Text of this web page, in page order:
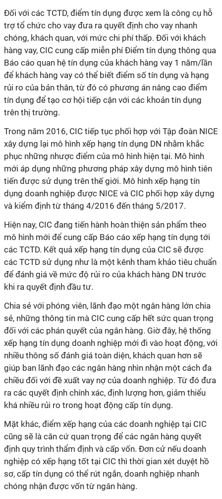
Đối với các TCTD, điểm tín dụng được xem là công cụ hỗ
trợ tổ chức cho vay đưa ra quyết định cho vay nhanh
chóng, khách quan, với mức chi phí thấp. Đối với khách
hàng vay, CIC cung cấp miễn phí Điểm tín dụng thông qua
Báo cáo quan hệ tín dụng của khách hàng vay 1 năm/lần
để khách hàng vay có thể biết điểm số tín dụng và hạng
rủi ro của bản thân, từ đó có phương án nâng cao điểm
tín dụng để tạo cơ hội tiếp cận với các khoản tín dụng
trên thị trường.
Trong năm 2016, CIC tiếp tục phối hợp với Tập đoàn NICE
xây dựng lại mô hình xếp hạng tín dụng DN nhằm khắc
phục những nhược điểm của mô hình hiện tại. Mô hình
mới áp dụng những phương pháp xây dựng mô hình tiên
tiến được sử dụng trên thế giới. Mô hình xếp hạng tín
dụng doanh nghiệp được NICE và CIC phối hợp xây dựng
và kiểm định từ tháng 4/2016 đến tháng 5/2017.
Hiện nay, CIC đang tiến hành hoàn thiện sản phẩm theo
mô hình mới để cung cấp Báo cáo xếp hạng tín dụng tới
các TCTD. Kết quả xếp hạng tín dụng của CIC sẽ được
các TCTD sử dụng như là một kênh tham khảo tiêu chuẩn
để đánh giá về mức độ rủi ro của khách hàng DN trước
khi ra quyết định đầu tư.
Chia sẻ với phóng viên, lãnh đạo một ngân hàng lớn chia
sẻ, những thông tin mà CIC cung cấp hết sức quan trọng
đối với các phán quyết của ngân hàng. Giờ đây, hệ thống
xếp hạng tín dụng doanh nghiệp mới đi vào hoạt động, với
nhiều thông số đánh giá toàn diện, khách quan hơn sẽ
giúp ban lãnh đạo các ngân hàng nhìn nhận một cách đa
chiều đối với đề xuất vay nợ của doanh nghiệp. Từ đó đưa
ra các quyết định chính xác, định lượng hơn, giảm thiểu
khá nhiều rủi ro trong hoạt động cấp tín dụng.
Mặt khác, điểm xếp hạng của các doanh nghiệp tại CIC
cũng sẽ là căn cứ quan trọng để các ngân hàng quyết
định quy trình thẩm định và cấp vốn. Đơn cử nếu doanh
nghiệp có xếp hạng tốt tại CIC thì thời gian xét duyệt hồ
sơ, cấp tín dụng có thể rút ngắn, doanh nghiệp nhanh
chóng nhận được vốn từ ngân hàng.